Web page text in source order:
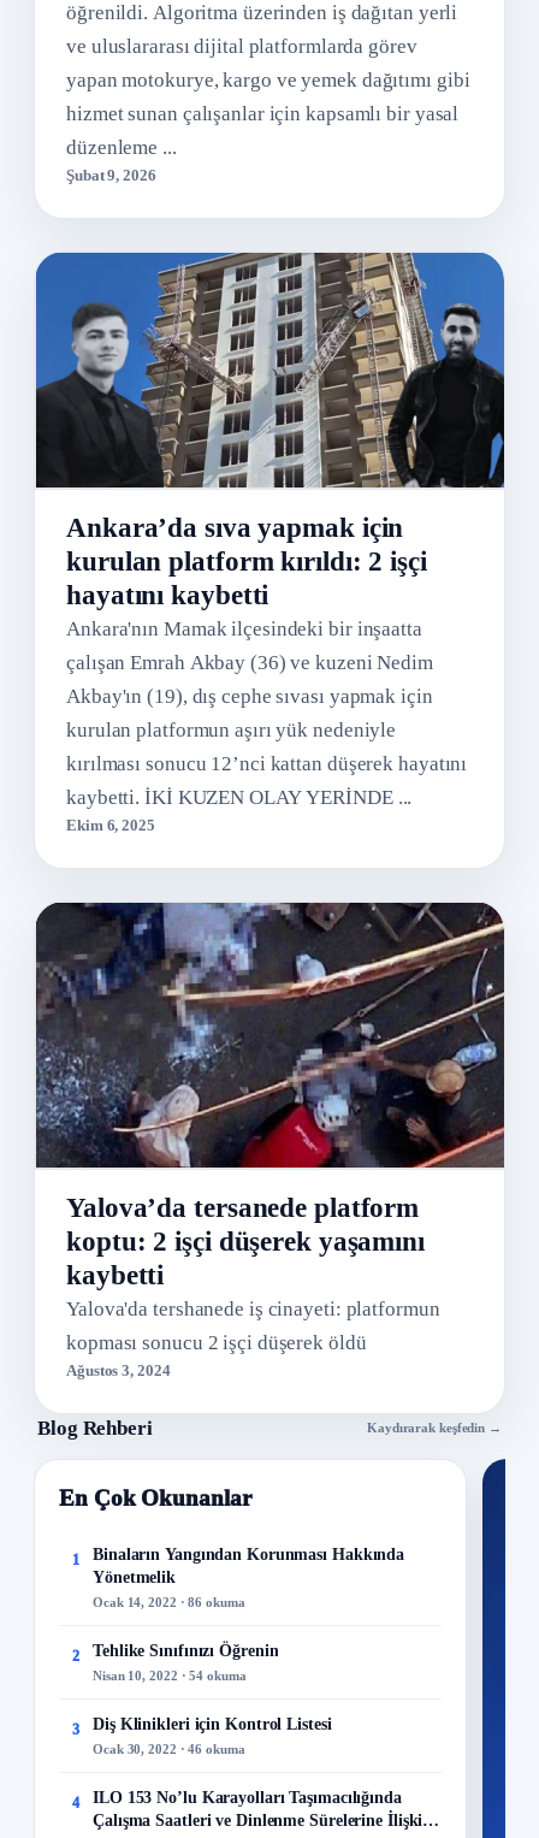
öğrenildi. Algoritma üzerinden iş dağıtan yerli
ve uluslararası dijital platformlarda görev
yapan motokurye, kargo ve yemek dağıtımı gibi
hizmet sunan çalışanlar için kapsamlı bir yasal
düzenleme ...
Şubat 9, 2026
Ankara’da sıva yapmak için
kurulan platform kırıldı: 2 işçi
hayatını kaybetti
Ankara'nın Mamak ilçesindeki bir inşaatta
çalışan Emrah Akbay (36) ve kuzeni Nedim
Akbay'ın (19), dış cephe sıvası yapmak için
kurulan platformun aşırı yük nedeniyle
kırılması sonucu 12’nci kattan düşerek hayatını
kaybetti. İKİ KUZEN OLAY YERİNDE ...
Ekim 6, 2025
Yalova’da tersanede platform
koptu: 2 işçi düşerek yaşamını
kaybetti
Yalova'da tershanede iş cinayeti: platformun
kopması sonucu 2 işçi düşerek öldü
Ağustos 3, 2024
Blog Rehberi Kaydırarak keşfedin →
En Çok Okunanlar
1
Binaların Yangından Korunması Hakkında
Yönetmelik
Ocak 14, 2022 · 86 okuma
2 Tehlike Sınıfınızı Öğrenin
Nisan 10, 2022 · 54 okuma
3 Diş Klinikleri için Kontrol Listesi
Ocak 30, 2022 · 46 okuma
4
ILO 153 No’lu Karayolları Taşımacılığında
Çalışma Saatleri ve Dinlenme Sürelerine İlişkin